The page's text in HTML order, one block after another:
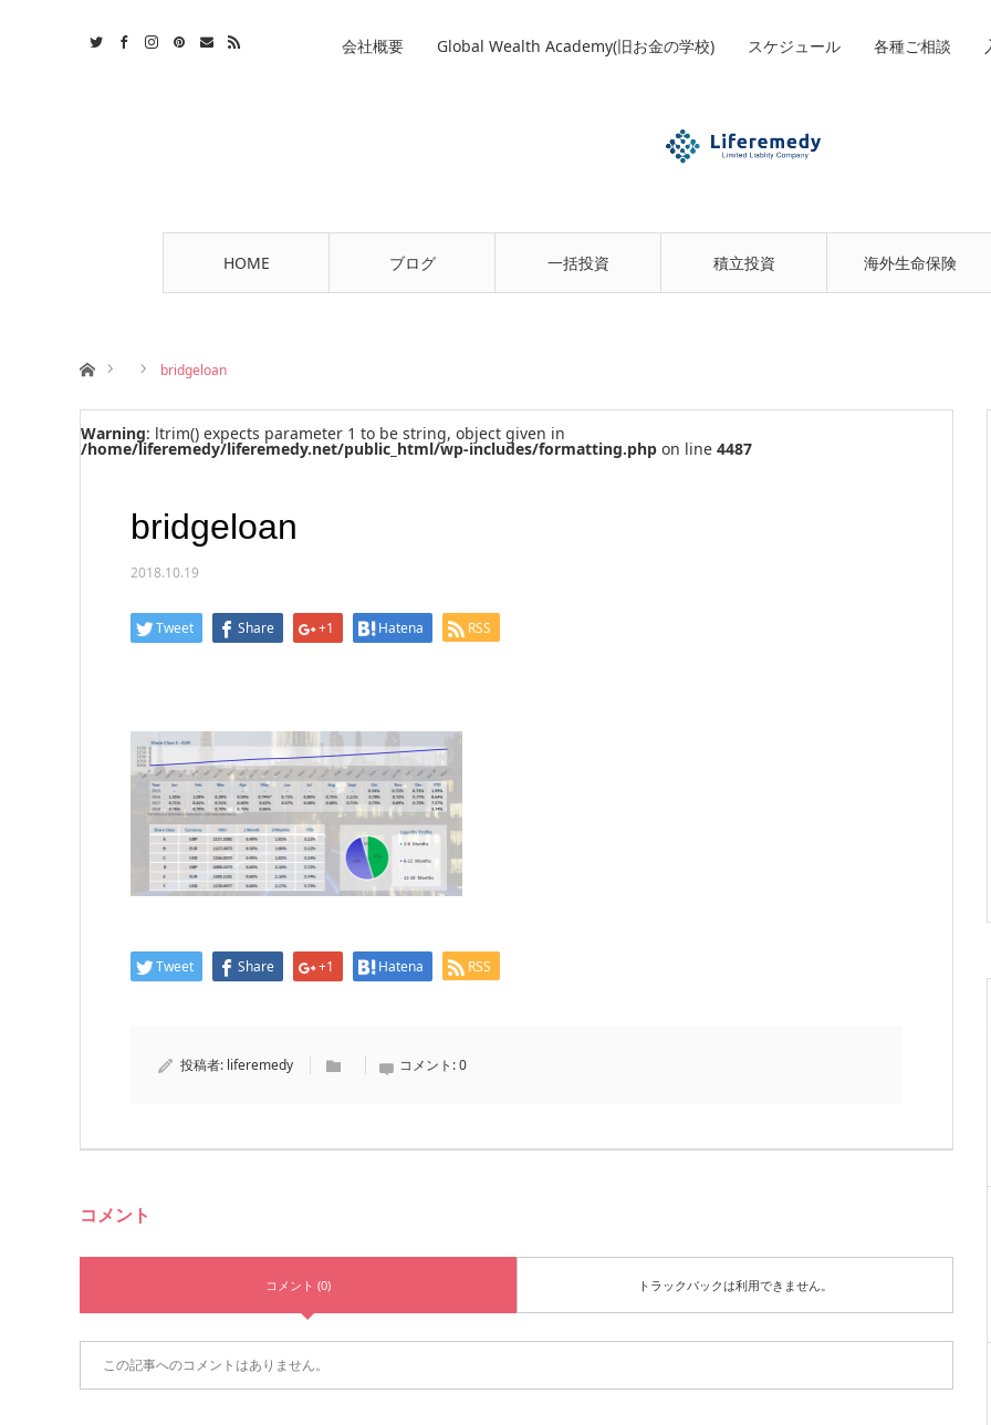
HOME ブログ 一括投資 積立投資 海外生命保険
会社概要 Global Wealth Academy(旧お金の学校) スケジュール 各種ご相談
ホーム bridgeloan
Warning: ltrim() expects parameter 1 to be string, object given in
/home/liferemedy/liferemedy.net/public_html/wp-includes/formatting.php on line 4487
bridgeloan
2018.10.19
Tweet Share +1 Hatena RSS
Tweet Share +1 Hatena RSS
投稿者: liferemedy コメント:0
コメント
コメント (0) トラックバックは利用できません。
この記事へのコメントはありません。